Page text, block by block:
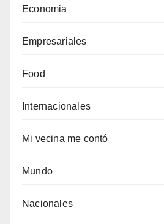
Economia
Empresariales
Food
Internacionales
Mi vecina me contó
Mundo
Nacionales